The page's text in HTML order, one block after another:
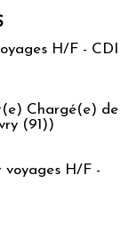
H/F - CDI
Chargé(e) de
(91))
voyages H/F -